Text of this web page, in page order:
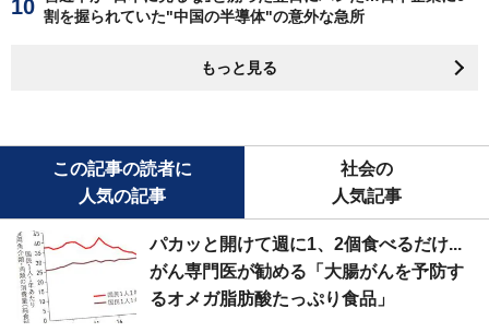
割を握られていた"中国の半導体"の意外な急所
もっと見る
この記事の読者に
人気の記事
社会の
人気記事
パカッと開けて週に1、2個食べるだけ...
がん専門医が勧める「大腸がんを予防す
るオメガ脂肪酸たっぷり食品」